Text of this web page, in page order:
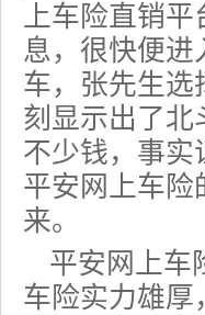
上车险直销平
息，很快便进
车，张先生选
刻显示出了北
不少钱，事实
平安网上车险
来。
平安 网上车
车险实力雄厚